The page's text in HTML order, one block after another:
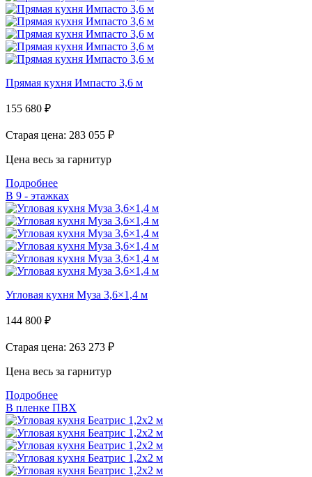
Прямая кухня Импасто 3,6 м
155 680 ₽
Старая цена: 283 055 ₽
Цена весь за гарнитур
Подробнее
В 9 - этажках
Угловая кухня Муза 3,6×1,4 м
144 800 ₽
Старая цена: 263 273 ₽
Цена весь за гарнитур
Подробнее
В пленке ПВХ